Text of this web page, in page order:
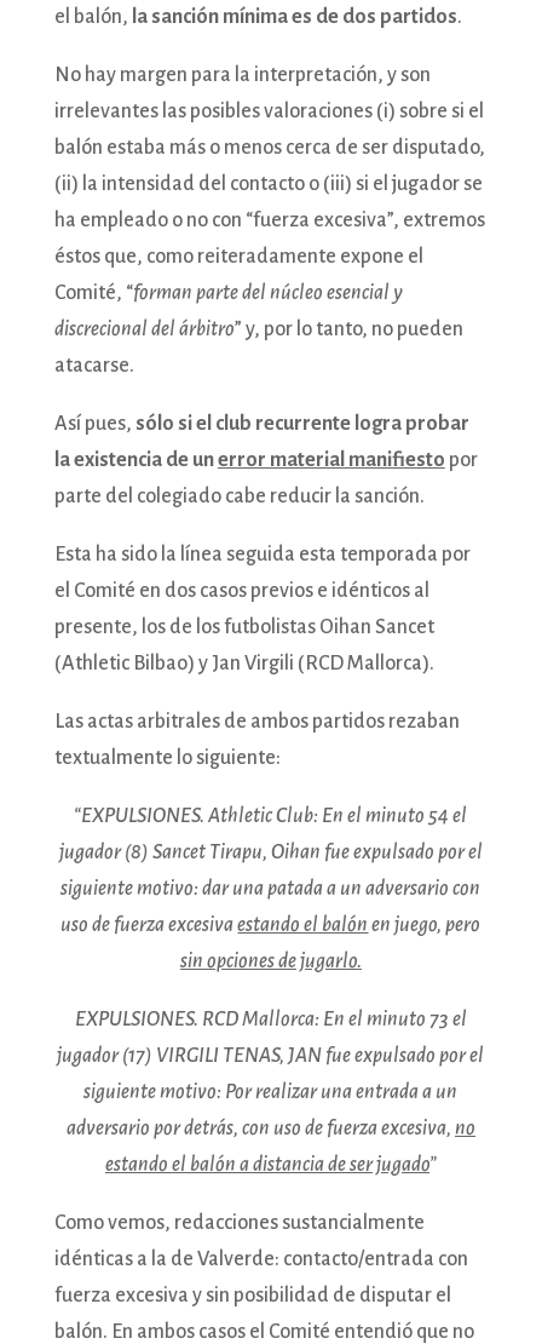
el balón, la sanción mínima es de dos partidos.
No hay margen para la interpretación, y son
irrelevantes las posibles valoraciones (i) sobre si el
balón estaba más o menos cerca de ser disputado,
(ii) la intensidad del contacto o (iii) si el jugador se
ha empleado o no con “fuerza excesiva”, extremos
éstos que, como reiteradamente expone el
Comité, “forman parte del núcleo esencial y
discrecional del árbitro” y, por lo tanto, no pueden
atacarse.
Así pues, sólo si el club recurrente logra probar
la existencia de unerror material manifiesto por
parte del colegiado cabe reducir la sanción.
Esta ha sido la línea seguida esta temporada por
el Comité en dos casos previos e idénticos al
presente, los de los futbolistas Oihan Sancet
(Athletic Bilbao) y Jan Virgili (RCD Mallorca).
Las actas arbitrales de ambos partidos rezaban
textualmente lo siguiente:
“EXPULSIONES. Athletic Club: En el minuto 54 el
jugador (8) Sancet Tirapu, Oihan fue expulsado por el
siguiente motivo: dar una patada a un adversario con
uso de fuerza excesivaestando el balón en juego, pero
sin opciones de jugarlo.
EXPULSIONES. RCD Mallorca: En el minuto 73 el
jugador (17) VIRGILI TENAS, JAN fue expulsado por el
siguiente motivo: Por realizar una entrada a un
adversario por detrás, con uso de fuerza excesiva, no
estando el balón a distancia de ser jugado”
Como vemos, redacciones sustancialmente
idénticas a la de Valverde: contacto/entrada con
fuerza excesiva y sin posibilidad de disputar el
balón. En ambos casos el Comité entendió que no